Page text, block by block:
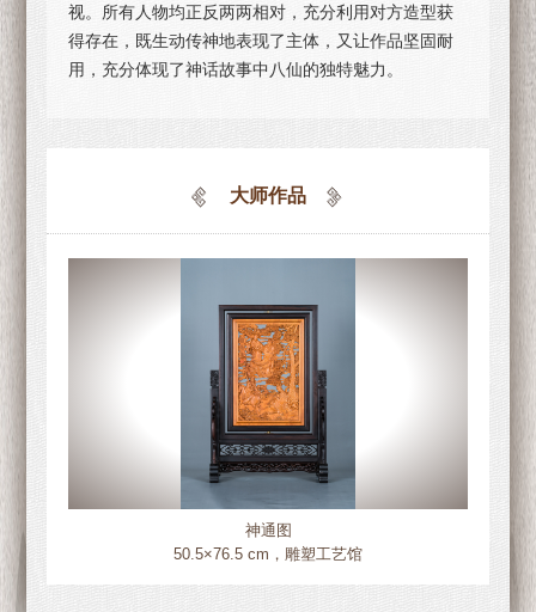
视。所有人物均正反两两相对，充分利用对方造型获
得存在，既生动传神地表现了主体，又让作品坚固耐
用，充分体现了神话故事中八仙的独特魅力。
大师作品
神通图
50.5×76.5 cm，雕塑工艺馆